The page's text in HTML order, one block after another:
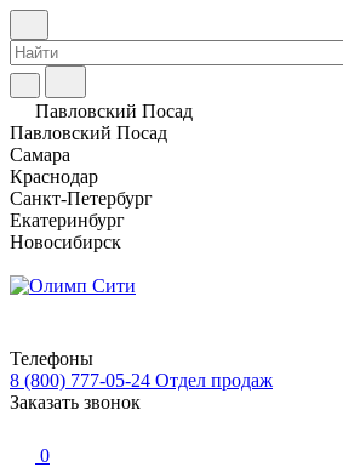
Павловский Посад
Павловский Посад
Самара
Краснодар
Санкт-Петербург
Екатеринбург
Новосибирск
Телефоны
8 (800) 777-05-24 Отдел продаж
Заказать звонок
0